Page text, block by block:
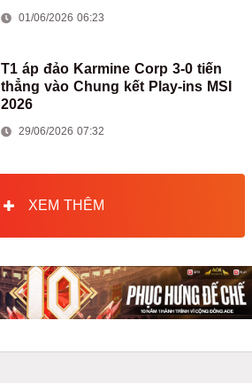
01/06/2026 06:23
T1 áp đảo Karmine Corp 3-0 tiến
thẳng vào Chung kết Play-ins MSI
2026
29/06/2026 07:32
XEM THÊM